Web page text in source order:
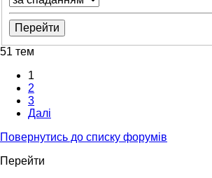
51 тем
1
2
3
Далі
Повернутись до списку форумів
Перейти